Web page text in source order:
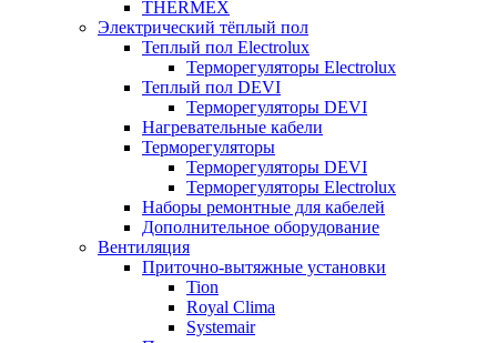
THERMEX
Электрический тёплый пол
Теплый пол Electrolux
Терморегуляторы Electrolux
Теплый пол DEVI
Терморегуляторы DEVI
Нагревательные кабели
Терморегуляторы
Терморегуляторы DEVI
Терморегуляторы Electrolux
Наборы ремонтные для кабелей
Дополнительное оборудование
Вентиляция
Приточно-вытяжные установки
Tion
Royal Clima
Systemair